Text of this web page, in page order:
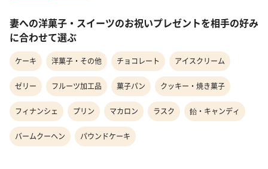
妻への洋菓子・スイーツのお祝いプレゼントを相手の好み
に合わせて選ぶ
ケーキ 洋菓子・その他 チョコレート アイスクリーム
ゼリー フルーツ加工品 菓子パン クッキー・焼き菓子
フィナンシェ プリン マカロン ラスク 飴・キャンディ
バームクーヘン パウンドケーキ